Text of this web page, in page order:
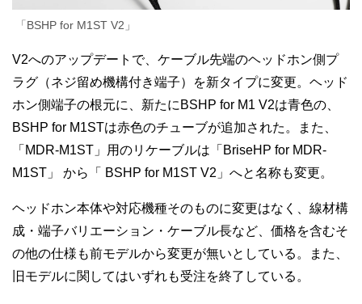
「BSHP for M1ST V2」
V2へのアップデートで、ケーブル先端のヘッドホン側プ
ラグ（ネジ留め機構付き端子）を新タイプに変更。ヘッド
ホン側端子の根元に、新たにBSHP for M1 V2は青色の、
BSHP for M1STは赤色のチューブが追加された。また、
「MDR-M1ST」用のリケーブルは「BriseHP for MDR-
M1ST」 から「 BSHP for M1ST V2」へと名称も変更。
ヘッドホン本体や対応機種そのものに変更はなく、線材構
成・端子バリエーション・ケーブル長など、価格を含むそ
の他の仕様も前モデルから変更が無いとしている。また、
旧モデルに関してはいずれも受注を終了している。